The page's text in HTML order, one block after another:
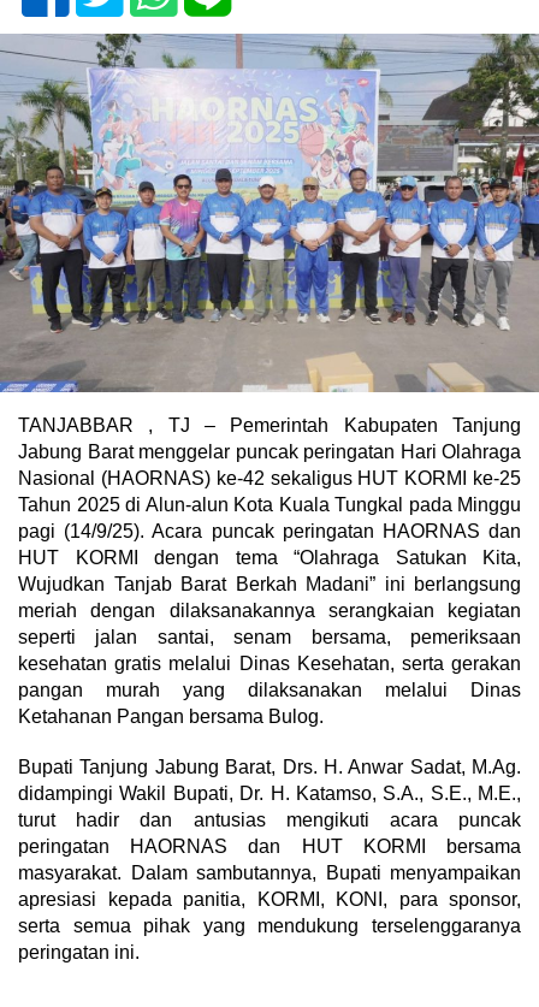
TANJABBAR , TJ – Pemerintah Kabupaten Tanjung
Jabung Barat menggelar puncak peringatan Hari Olahraga
Nasional (HAORNAS) ke-42 sekaligus HUT KORMI ke-25
Tahun 2025 di Alun-alun Kota Kuala Tungkal pada Minggu
pagi (14/9/25). Acara puncak peringatan HAORNAS dan
HUT KORMI dengan tema “Olahraga Satukan Kita,
Wujudkan Tanjab Barat Berkah Madani” ini berlangsung
meriah dengan dilaksanakannya serangkaian kegiatan
seperti jalan santai, senam bersama, pemeriksaan
kesehatan gratis melalui Dinas Kesehatan, serta gerakan
pangan murah yang dilaksanakan melalui Dinas
Ketahanan Pangan bersama Bulog.
Bupati Tanjung Jabung Barat, Drs. H. Anwar Sadat, M.Ag.
didampingi Wakil Bupati, Dr. H. Katamso, S.A., S.E., M.E.,
turut hadir dan antusias mengikuti acara puncak
peringatan HAORNAS dan HUT KORMI bersama
masyarakat. Dalam sambutannya, Bupati menyampaikan
apresiasi kepada panitia, KORMI, KONI, para sponsor,
serta semua pihak yang mendukung terselenggaranya
peringatan ini.